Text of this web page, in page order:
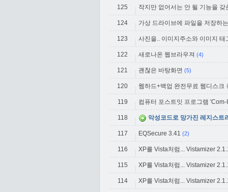
125 작지만 없어서는 안 될 기능을
124 가상 드라이브에 파일을 저장하
123 사진을.. 이미지주소와 이미지 태
122 새로나온 웹브라우져 (4)
121 괜찮은 바탕화면 (5)
120 웹하드+백업 완전무료 웹디스크
119 컴퓨터 포스트잇 프로그램
118 악성코드로 망가진 레지스트
117 EQSecure 3.41 (2)
116 XP를 Vista처럼... Vistamizer
115 XP를 Vista처럼... Vistamizer
114 XP를 Vista처럼... Vistamizer